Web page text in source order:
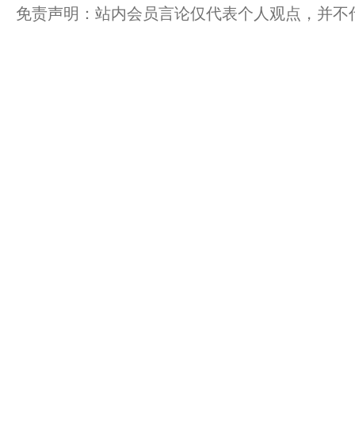
免责声明：站内会员言论仅代表个人观点，并